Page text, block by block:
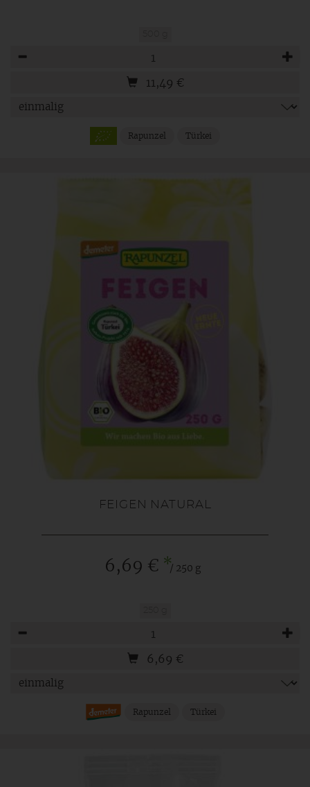
11,49 €
Rapunzel Türkei
FEIGEN NATURAL
6,69 € */ 250 g
6,69 €
Rapunzel Türkei